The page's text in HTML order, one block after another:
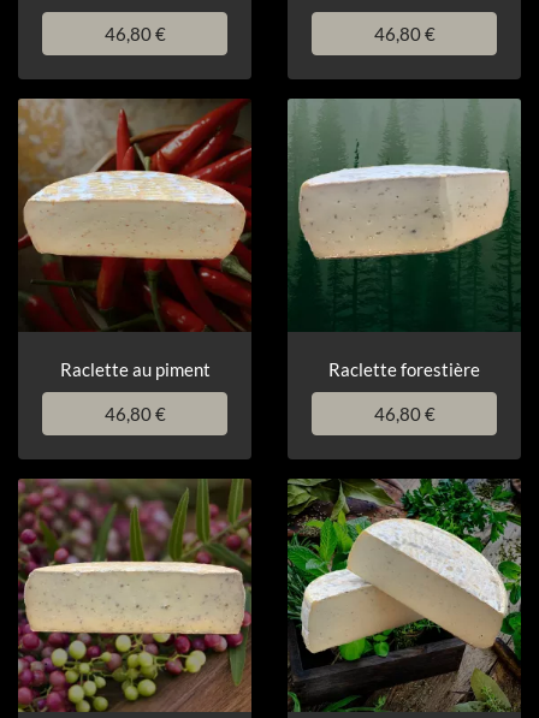
46,80 € 46,80 €
Raclette au piment
46,80 €
Raclette forestière
46,80 €